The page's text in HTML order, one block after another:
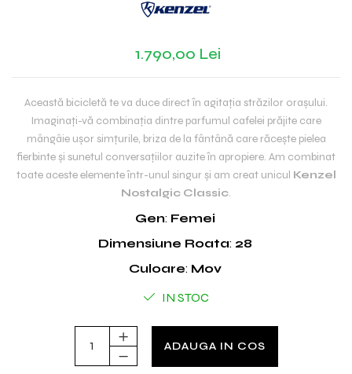
1.790,00 Lei
Această bicicletă te va duce direct în agitația străzilor orașului.
Imaginați-vă combinația dintre parfumul cafelei prăjite care
mângâie ușor simțurile, briza de la fântână care răcește pielea
fierbinte și sunetul conversațiilor auzite în apropiere. Am combinat
toate aceste elemente într-unul singur și am creat unicul Kenzel
Nostalgic Classic.
Gen: Femei
Dimensiune Roata: 28
Culoare: Mov
IN STOC
ADAUGA IN COS